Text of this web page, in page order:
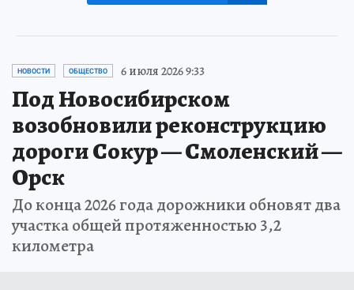
НОВОСТИ ОБЩЕСТВО 6 июля 2026 9:33
Под Новосибирском
возобновили реконструкцию
дороги Сокур — Смоленский —
Орск
До конца 2026 года дорожники обновят два
участка общей протяженностью 3,2
километра